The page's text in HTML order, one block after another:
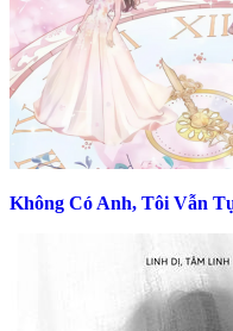
Không Có Anh, Tôi Vẫn